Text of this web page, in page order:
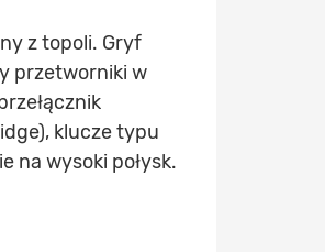
z topoli. Gryf
przetworniki w
klucze typu
na wysoki połysk.